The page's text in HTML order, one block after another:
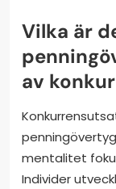
Vilka är
av
mentalitet
Individer